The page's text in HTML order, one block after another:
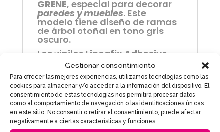
Gestionar consentimiento
Para ofrecer las mejores experiencias, utilizamos tecnologías como las
cookies para almacenar y/o acceder a la información del dispositivo. El
consentimiento de estas tecnologías nos permitirá procesar datos
como el comportamiento de navegación o las identificaciones únicas
en este sitio. No consentir o retirar el consentimiento, puede afectar
negativamente a ciertas características y funciones.
GRENE, especial para decorar
paredes y muebles. Este
modelo tiene diseño de ramas
de árbol otoñal en tono gris
oscuro.
Los vinilos Lineafix Adhesive
Premiumson nuestra colección
de láminas adhesivas
decorativas de alta calidad.
Son más gruesos y más resistente que
los vinilos convencionales.
No necesita cola (esautoadhesivo